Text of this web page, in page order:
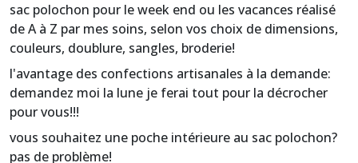
sac polochon pour le week end ou les vacances réalisé
de A à Z par mes soins, selon vos choix de dimensions,
couleurs, doublure, sangles, broderie!
l'avantage des confections artisanales à la demande:
demandez moi la lune je ferai tout pour la décrocher
pour vous!!!
vous souhaitez une poche intérieure au sac polochon?
pas de problème!